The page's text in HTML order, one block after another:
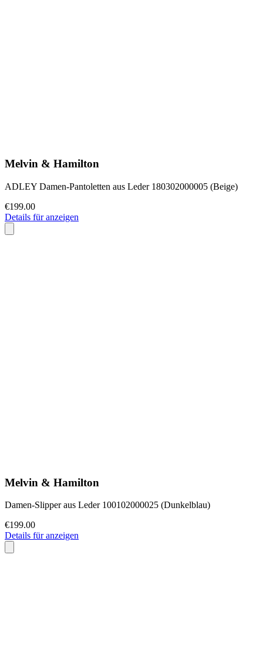
Melvin & Hamilton
ADLEY Damen-Pantoletten aus Leder 180302000005 (Beige)
€199.00
Details für anzeigen
Melvin & Hamilton
Damen-Slipper aus Leder 100102000025 (Dunkelblau)
€199.00
Details für anzeigen